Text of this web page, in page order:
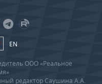
EN
ООО «Реальное
редактор Саушина А.А.